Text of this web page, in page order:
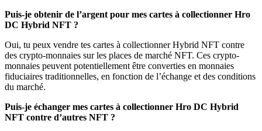
Puis-je obtenir de l’argent pour mes cartes à collectionner Hro
DC Hybrid NFT ?
Oui, tu peux vendre tes cartes à collectionner Hybrid NFT contre
des crypto-monnaies sur les places de marché NFT. Ces crypto-
monnaies peuvent potentiellement être converties en monnaies
fiduciaires traditionnelles, en fonction de l’échange et des conditions
du marché.
Puis-je échanger mes cartes à collectionner Hro DC Hybrid
NFT contre d’autres NFT ?